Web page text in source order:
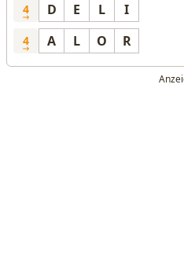
4 D E L I
4 A L O R